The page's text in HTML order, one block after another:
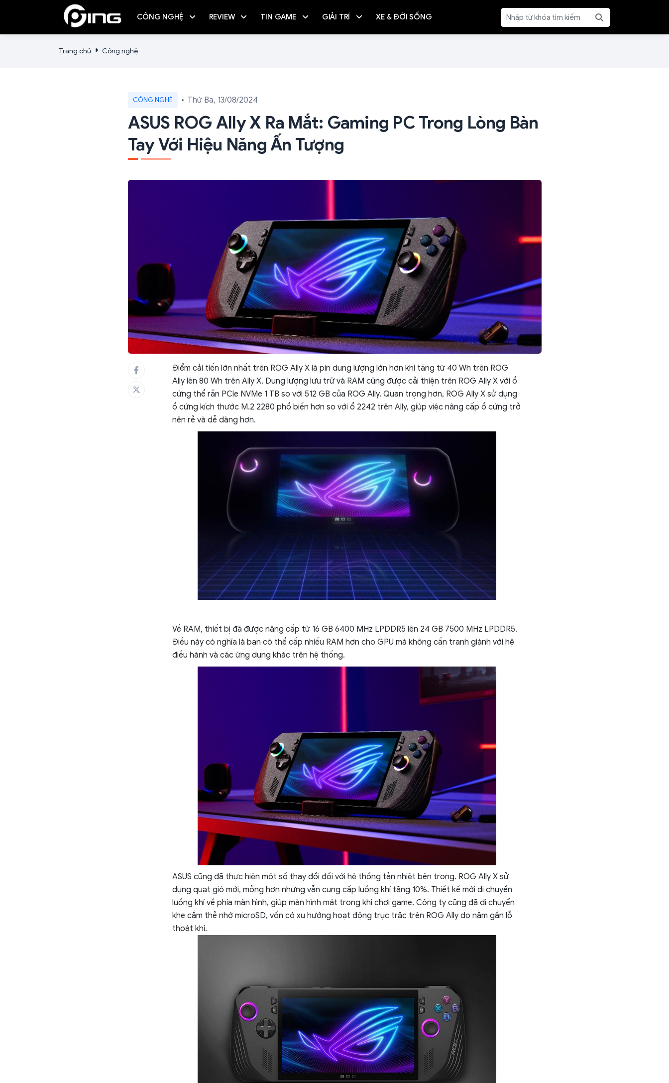
CÔNG NGHỆ REVIEW TIN GAME GIẢI TRÍ XE & ĐỜI SỐNG
Trang chủ Công nghệ
CÔNG NGHỆ Thứ Ba, 13/08/2024
ASUS ROG Ally X Ra Mắt: Gaming PC Trong Lòng Bàn
Tay Với Hiệu Năng Ấn Tượng
Điểm cải tiến lớn nhất trên ROG Ally X là pin dung lượng lớn hơn khi tăng từ 40 Wh trên ROG
Ally lên 80 Wh trên Ally X. Dung lượng lưu trữ và RAM cũng được cải thiện trên ROG Ally X với ổ
cứng thể rắn PCle NVMe 1 TB so với 512 GB của ROG Ally. Quan trọng hơn, ROG Ally X sử dụng
ổ cứng kích thước M.2 2280 phổ biến hơn so với ổ 2242 trên Ally, giúp việc nâng cấp ổ cứng trở
nên rẻ và dễ dàng hơn.
Về RAM, thiết bị đã được nâng cấp từ 16 GB 6400 MHz LPDDR5 lên 24 GB 7500 MHz LPDDR5.
Điều này có nghĩa là bạn có thể cấp nhiều RAM hơn cho GPU mà không cần tranh giành với hệ
điều hành và các ứng dụng khác trên hệ thống.
ASUS cũng đã thực hiện một số thay đổi đối với hệ thống tản nhiệt bên trong. ROG Ally X sử
dụng quạt gió mới, mỏng hơn nhưng vẫn cung cấp luồng khí tăng 10%. Thiết kế mới di chuyển
luồng khí về phía màn hình, giúp màn hình mát trong khi chơi game. Công ty cũng đã di chuyển
khe cắm thẻ nhớ microSD, vốn có xu hướng hoạt động trục trặc trên ROG Ally do nằm gần lỗ
thoát khí.